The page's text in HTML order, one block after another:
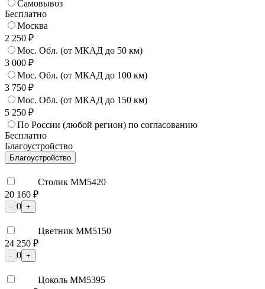
Самовывоз
Бесплатно
Москва
2 250 ₽
Мос. Обл. (от МКАД до 50 км)
3 000 ₽
Мос. Обл. (от МКАД до 100 км)
3 750 ₽
Мос. Обл. (от МКАД до 150 км)
5 250 ₽
По России (любой регион) по согласованию
Бесплатно
Благоустройство
Благоустройство
Столик ММ5420
20 160 ₽
- 0 +
Цветник ММ5150
24 250 ₽
- 0 +
Цоколь ММ5395